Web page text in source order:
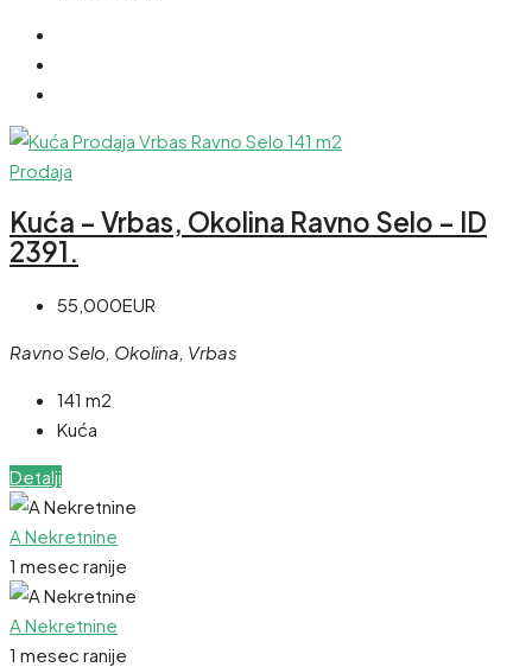
Prodaja
Kuća – Vrbas, Okolina Ravno Selo – ID
2391.
55,000EUR
Ravno Selo, Okolina, Vrbas
141 m2
Kuća
Detalji
A Nekretnine
1 mesec ranije
A Nekretnine
1 mesec ranije